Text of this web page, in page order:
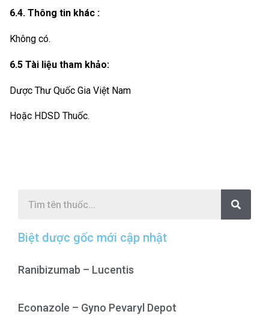
6.4. Thông tin khác :
Không có.
6.5 Tài liệu tham khảo:
Dược Thư Quốc Gia Việt Nam
Hoặc HDSD Thuốc.
S
a
r
Biệt dược gốc mới cập nhật
Ranibizumab – Lucentis
Econazole – Gyno Pevaryl Depot